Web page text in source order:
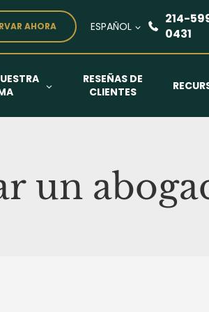
AHORA ESPAÑOL
214-
0431
RESEÑAS DE
CLIENTES
un